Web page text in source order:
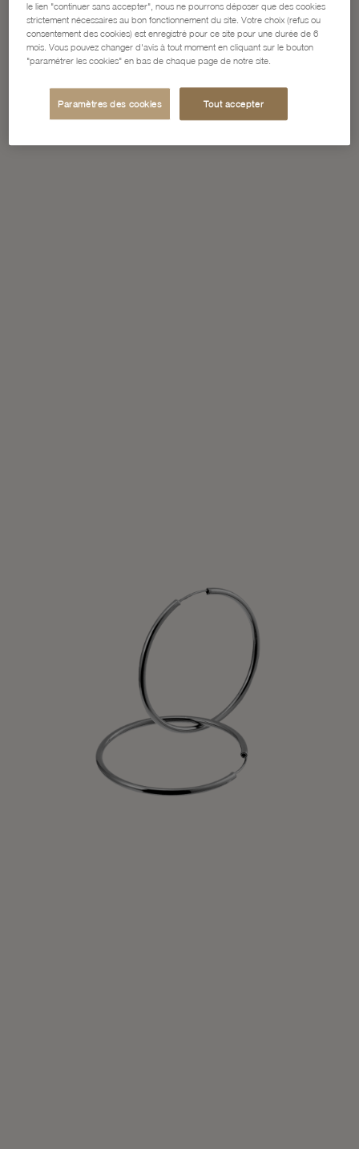
le lien "continuer sans accepter", nous ne pourrons déposer que des cookies
strictement nécessaires au bon fonctionnement du site. Votre choix (refus ou
consentement des cookies) est enregistré pour ce site pour une durée de 6
mois. Vous pouvez changer d'avis à tout moment en cliquant sur le bouton
"paramétrer les cookies" en bas de chaque page de notre site.
Paramètres des cookies Tout accepter